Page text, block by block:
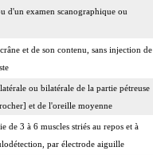
d'un examen scanographique ou
et de son contenu, sans injection de
ou bilatérale de la partie pétreuse
et de l'oreille moyenne
de 3 à 6 muscles striés au repos et à
par électrode aiguille